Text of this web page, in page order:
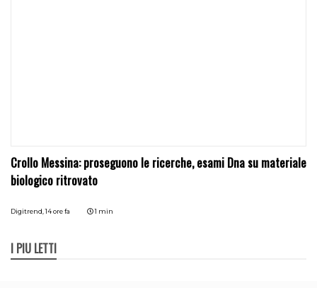
Crollo Messina: proseguono le ricerche, esami Dna su materiale
biologico ritrovato
Digitrend,14 ore fa 1 min
I PIÙ LETTI